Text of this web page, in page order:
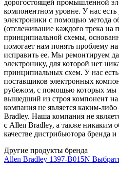
дорогостоящей промышленной
компонентном уровне. У нас
электроники с помощью метода
(отслеживание каждого трека на
принципиальной схемы,
помогает нам понять проблему
исправить ее. Мы ремонтируем
электронику, для которой нет
принципиальных схем. У нас
поставщиков электронных
рубежом, с помощью которых
вышедший из строя компонент
компания не является каким-
Bradley. Наша компания не
с Allen Bradley, а также никаким
качестве дистрибьютора бренда
Другие продукты бренда
Allen Bradley 1397-B015N